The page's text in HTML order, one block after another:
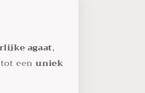
agaat,
een uniek